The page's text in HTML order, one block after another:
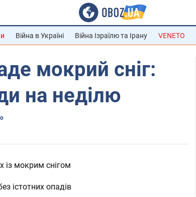
Війна в Україні Війна Ізраїлю та Ірану VENETO
мокрий сніг:
на неділю
із мокрим снігом
істотних опадів